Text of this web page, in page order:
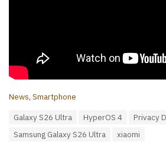
C
News, Smartphone
Galaxy S26 Ultra HyperOS 4 Privacy
Samsung Galaxy S26 Ultra
xiaomi